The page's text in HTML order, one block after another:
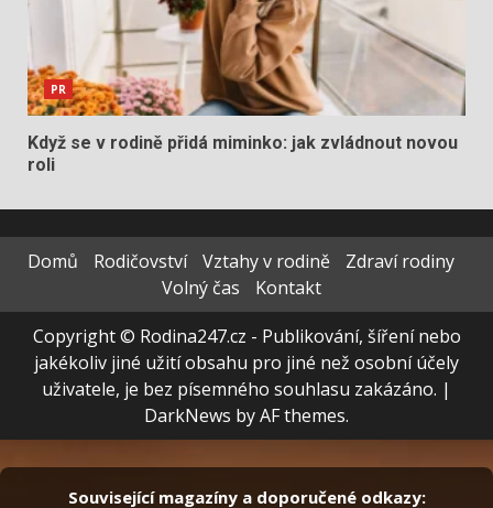
PR
Když se v rodině přidá miminko: jak zvládnout novou
roli
Domů Rodičovství Vztahy v rodině
Zdraví rodiny
Volný čas
Kontakt
Copyright © Rodina247.cz - Publikování, šíření nebo
jakékoliv jiné užití obsahu pro jiné než osobní účely
uživatele, je bez písemného souhlasu zakázáno. |
DarkNews by AF themes.
Související magazíny a doporučené odkazy: